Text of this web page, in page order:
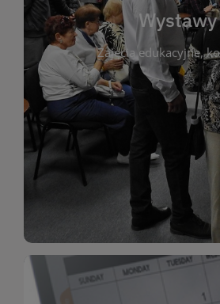
Wystawy
Zajęcia edukacyjne,
Wystawy
Biblioteka organizuje
sztukę lokalnych twórców, jak i
W tej sekcji znajdziesz
ekspozycjach oraz
poprzednich lat. Prezentowane
malarstwo, fotografię,
artystyczne. Każda wystawa to